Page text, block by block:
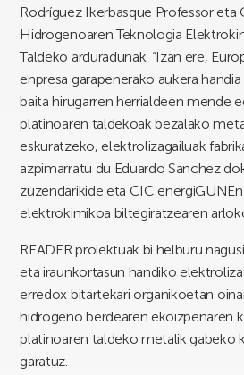
Rodríguez Ikerbasque Professor eta
Hidrogenoaren Teknologia
Taldeko arduradunak. “Izan ere,
enpresa garapenerako aukera
baita hirugarren herrialdeen mende
platinoaren taldekoak bezalako
eskuratzeko, elektrolizagailuak
azpimarratu du Eduardo Sanchez
zuzendarikide eta CIC
elektrokimikoa biltegiratzearen
READER proiektuak bi helburu
eta iraunkortasun handiko
erredox bitartekari organikoetan
hidrogeno berdearen ekoizpenaren
platinoaren taldeko metalik gabeko
garatuz.